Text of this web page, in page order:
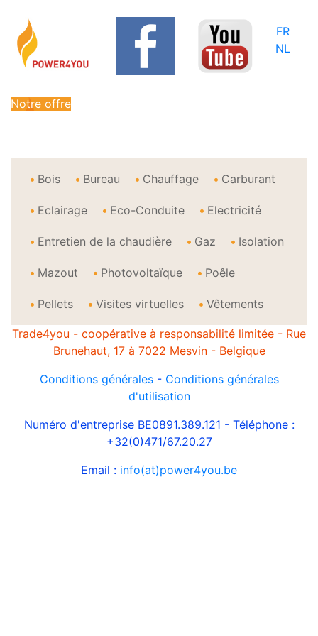
FR
NL
Notre offre
Bois Bureau Chauffage Carburant
Eclairage Eco-Conduite Electricité
Entretien de la chaudière Gaz Isolation
Mazout Photovoltaïque Poêle
Pellets Visites virtuelles Vêtements
Trade4you - coopérative à responsabilité limitée - Rue
Brunehaut, 17 à 7022 Mesvin - Belgique
Conditions générales- Conditions générales
d'utilisation
Numéro d'entreprise BE0891.389.121 - Téléphone :
+32(0)471/67.20.27
Email : info(at)power4you.be